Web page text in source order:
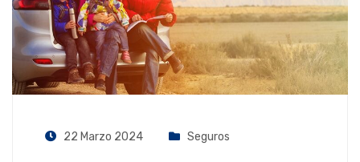
22 Marzo 2024 Seguros